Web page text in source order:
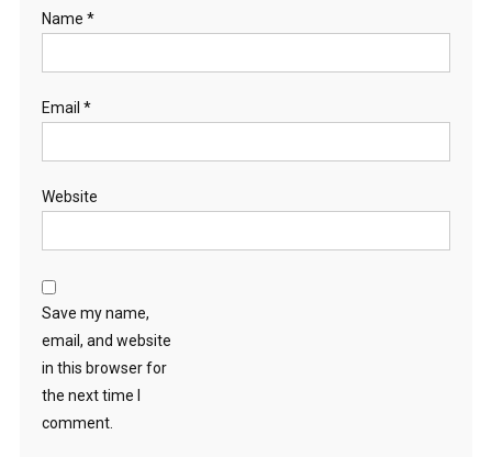
Name *
Email *
Website
Save my name,
email, and website
in this browser for
the next time I
comment.